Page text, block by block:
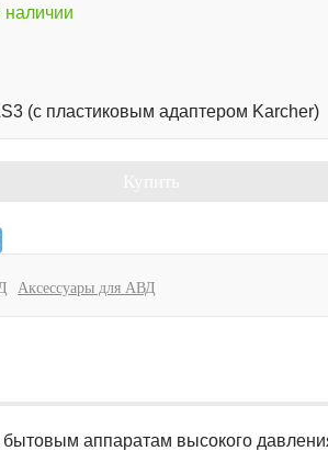
наличии
(с пластиковым адаптером Karcher)
Аксессуары для АВД
бытовым аппаратам высокого